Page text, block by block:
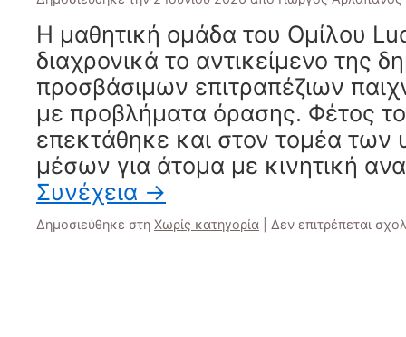
Η μαθητική ομάδα του Ομίλου
διαχρονικά το αντικείμενο της
προσβάσιμων επιτραπέζιων
με προβλήματα όρασης. Φέτος
επεκτάθηκε και στον τομέα των
μέσων για άτομα με κινητική
Συνέχεια →
Δημοσιεύθηκε στη Χωρίς κατηγορία Δεν επιτρέπεται